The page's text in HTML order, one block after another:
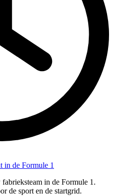
in de Formule 1
in de Formule 1.
de sport en de startgrid.